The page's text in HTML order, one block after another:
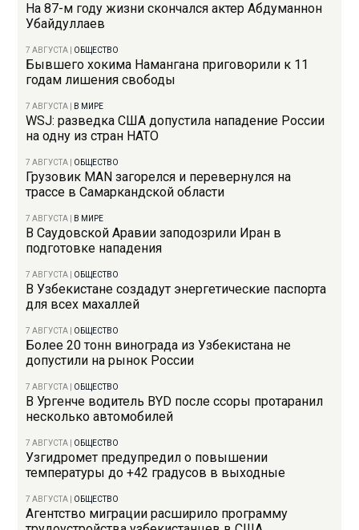
На 87-м году жизни скончался актер Абдуманнон
Убайдуллаев
7 АВГУСТА ОБЩЕСТВО
Бывшего хокима Намангана приговорили к 11
годам лишения свободы
7 АВГУСТА В МИРЕ
WSJ: разведка США допустила нападение России
на одну из стран НАТО
7 АВГУСТА ОБЩЕСТВО
Грузовик MAN загорелся и перевернулся на
трассе в Самаркандской области
7 АВГУСТА В МИРЕ
В Саудовской Аравии заподозрили Иран в
подготовке нападения
7 АВГУСТА ОБЩЕСТВО
В Узбекистане создадут энергетические паспорта
для всех махаллей
7 АВГУСТА ОБЩЕСТВО
Более 20 тонн винограда из Узбекистана не
допустили на рынок России
7 АВГУСТА ОБЩЕСТВО
В Ургенче водитель BYD после ссоры протаранил
несколько автомобилей
7 АВГУСТА ОБЩЕСТВО
Узгидромет предупредил о повышении
температуры до +42 градусов в выходные
7 АВГУСТА ОБЩЕСТВО
Агентство миграции расширило программу